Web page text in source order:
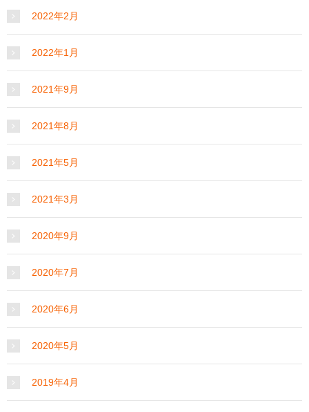
2022年2月
2022年1月
2021年9月
2021年8月
2021年5月
2021年3月
2020年9月
2020年7月
2020年6月
2020年5月
2019年4月